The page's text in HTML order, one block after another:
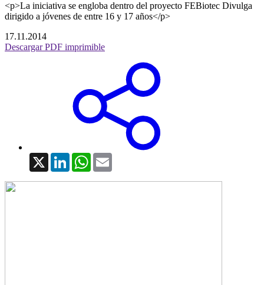
<p>La iniciativa se engloba dentro del proyecto FEBiotec Divulga
dirigido a jóvenes de entre 16 y 17 años</p>
17.11.2014
Descargar PDF imprimible
X LinkedInWhatsApp